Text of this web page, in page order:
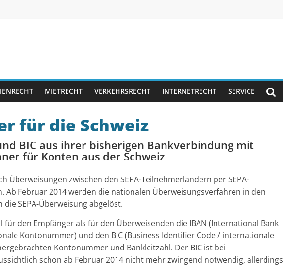
MIETRECHT VERKEHRSRECHT INTERNETRECHT SERVICE
für die Schweiz
BIC aus ihrer bisherigen Bankverbindung mit
für Konten aus der Schweiz
Überweisungen zwischen den SEPA-Teilnehmerländern per SEPA-
Ab Februar 2014 werden die nationalen Überweisungsverfahren in den
SEPA-Überweisung abgelöst.
den Empfänger als für den Überweisenden die IBAN (International Bank
Kontonummer) und den BIC (Business Identifier Code / internationale
Kontonummer und Bankleitzahl. Der BIC ist bei
schon ab Februar 2014 nicht mehr zwingend notwendig, allerdings